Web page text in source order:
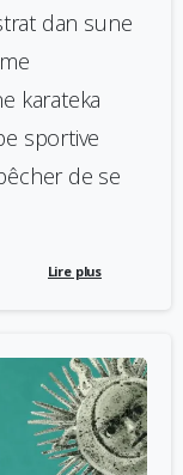
dan sune
karateka
sportive
de se
Lire plus